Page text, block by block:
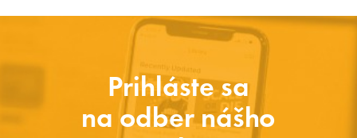
Prihláste sa
na odber nášho